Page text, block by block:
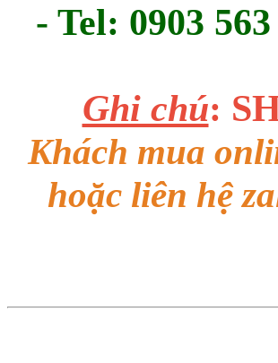
- Tel: 0903
Ghi chú:
Khách mua
hoặc liên hệ